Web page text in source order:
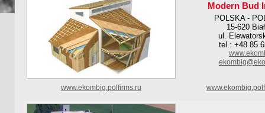
Modern Bud
POLSKA -
15-620
ul.
tel.: +48 85
www.ekombig.polfirms.ru